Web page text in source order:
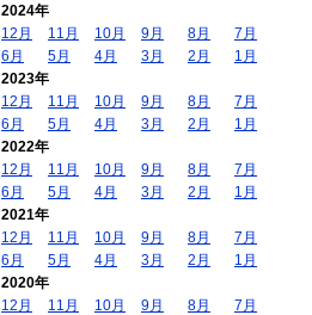
2024年
12月
11月 10月 9月 8月
7月
6月
5月 4月 3月 2月
1月
2023年
12月
11月 10月 9月 8月
7月
6月
5月 4月 3月 2月
1月
2022年
12月
11月 10月 9月 8月
7月
6月
5月 4月 3月 2月
1月
2021年
12月
11月 10月 9月 8月
7月
6月
5月 4月 3月 2月
1月
2020年
12月
11月 10月 9月 8月
7月